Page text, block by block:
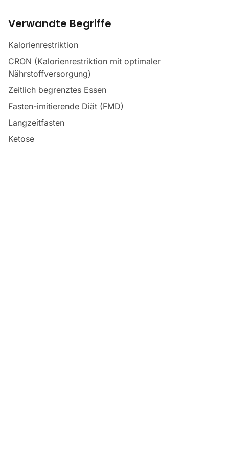
Verwandte Begriffe
Kalorienrestriktion
CRON (Kalorienrestriktion mit optimaler
Nährstoffversorgung)
Zeitlich begrenztes Essen
Fasten-imitierende Diät (FMD)
Langzeitfasten
Ketose